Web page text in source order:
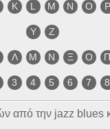
K L M N O P
Y Z
Λ Μ Ν Ξ Ο
3 4 5 6 7 8
από την jazz blues